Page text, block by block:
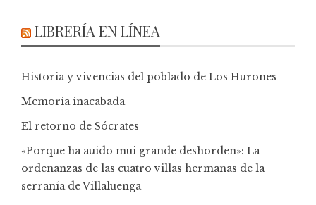
LIBRERÍA EN LÍNEA
Historia y vivencias del poblado de Los Hurones
Memoria inacabada
El retorno de Sócrates
«Porque ha auido mui grande deshorden»: La
ordenanzas de las cuatro villas hermanas de la
serranía de Villaluenga